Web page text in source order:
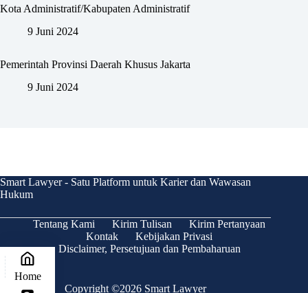
Kota Administratif/Kabupaten Administratif
9 Juni 2024
Pemerintah Provinsi Daerah Khusus Jakarta
9 Juni 2024
Smart Lawyer - Satu Platform untuk Karier dan Wawasan
Hukum
Tentang Kami Kirim Tulisan
Kirim Pertanyaan
Kontak
Kebijakan Privasi
Disclaimer, Persetujuan dan Pembaharuan
Copyright ©2026 Smart Lawyer
Home